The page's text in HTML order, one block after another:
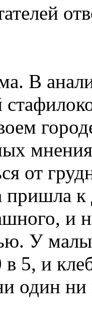
В
от
пришла
и
У
в 5, и
один ни